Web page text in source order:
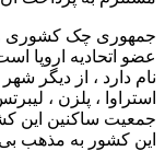
جمهوری چک کشوری
عضو اتحادیه اروپا
نام دارد ، از دیگر
استراوا ، پلزن ،
جمعیت ساکنین این
این کشور به مذهب بی